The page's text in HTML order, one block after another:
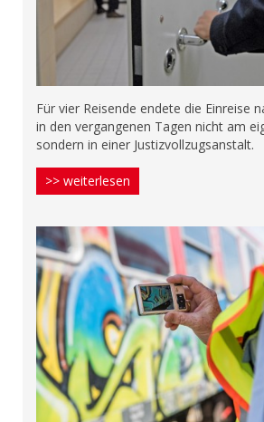
Für vier Reisende endete die Einreise
in den vergangenen Tagen nicht am
sondern in einer Justizvollzugsanstalt.
>> weiterlesen